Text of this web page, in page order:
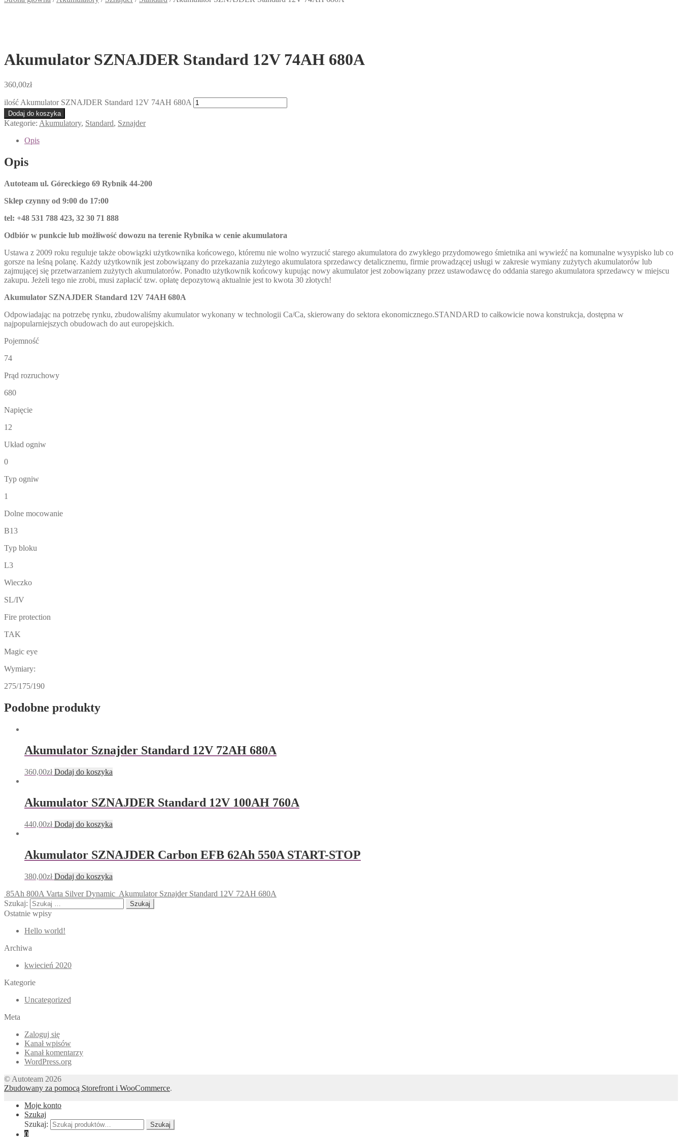
Akumulator SZNAJDER Standard 12V 74AH 680A
360,00zł
ilość Akumulator SZNAJDER Standard 12V 74AH 680A
Dodaj do koszyka
Kategorie: Akumulatory, Standard, Sznajder
Opis
Opis
Autoteam ul. Góreckiego 69 Rybnik 44-200
Sklep czynny od 9:00 do 17:00
tel: +48 531 788 423, 32 30 71 888
Odbiór w punkcie lub możliwość dowozu na terenie Rybnika w cenie akumulatora
Ustawa z 2009 roku reguluje także obowiązki użytkownika końcowego, któremu nie wolno wyrzucić starego akumulatora do zwykłego przydomowego śmietnika ani wywieźć na komunalne wysypisko lub co
gorsze na leśną polanę. Każdy użytkownik jest zobowiązany do przekazania zużytego akumulatora sprzedawcy detalicznemu, firmie prowadzącej usługi w zakresie wymiany zużytych akumulatorów lub
zajmującej się przetwarzaniem zużytych akumulatorów. Ponadto użytkownik końcowy kupując nowy akumulator jest zobowiązany przez ustawodawcę do oddania starego akumulatora sprzedawcy w miejscu
zakupu. Jeżeli tego nie zrobi, musi zapłacić tzw. opłatę depozytową aktualnie jest to kwota 30 złotych!
Akumulator SZNAJDER Standard 12V 74AH 680A
Odpowiadając na potrzebę rynku, zbudowaliśmy akumulator wykonany w technologii Ca/Ca, skierowany do sektora ekonomicznego.STANDARD to całkowicie nowa konstrukcja, dostępna w
najpopularniejszych obudowach do aut europejskich.
Pojemność
74
Prąd rozruchowy
680
Napięcie
12
Układ ogniw
0
Typ ogniw
1
Dolne mocowanie
B13
Typ bloku
L3
Wieczko
SL/IV
Fire protection
TAK
Magic eye
Wymiary:
275/175/190
Podobne produkty
Akumulator Sznajder Standard 12V 72AH 680A
360,00zł Dodaj do koszyka
Akumulator SZNAJDER Standard 12V 100AH 760A
440,00zł Dodaj do koszyka
Akumulator SZNAJDER Carbon EFB 62Ah 550A START-STOP
380,00zł Dodaj do koszyka
85Ah 800A Varta Silver Dynamic Akumulator Sznajder Standard 12V 72AH 680A
Szukaj:
Ostatnie wpisy
Hello world!
Archiwa
kwiecień 2020
Kategorie
Uncategorized
Meta
Zaloguj się
Kanał wpisów
Kanał komentarzy
WordPress.org
© Autoteam 2026
Zbudowany za pomocą Storefront i WooCommerce.
Moje konto
Szukaj
Szukaj:
Szukaj
0